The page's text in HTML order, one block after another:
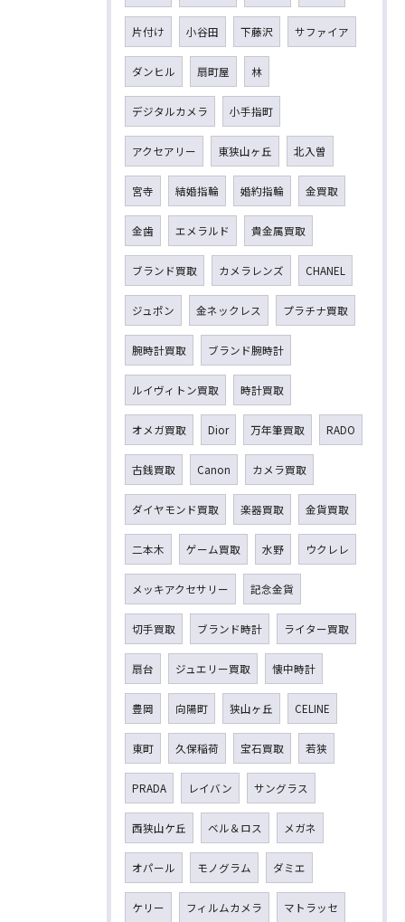
片付け 小谷田 下藤沢 サファイア
ダンヒル 扇町屋 林
デジタルカメラ 小手指町
アクセアリー 東狭山ヶ丘 北入曽
宮寺 結婚指輪 婚約指輪 金買取
金歯 エメラルド 貴金属買取
ブランド買取 カメラレンズ CHANEL
ジュポン 金ネックレス プラチナ買取
腕時計買取 ブランド腕時計
ルイヴィトン買取 時計買取
オメガ買取 Dior 万年筆買取 RADO
古銭買取 Canon カメラ買取
ダイヤモンド買取 楽器買取 金貨買取
二本木 ゲーム買取 水野 ウクレレ
メッキアクセサリー 記念金貨
切手買取 ブランド時計 ライター買取
扇台 ジュエリー買取 懐中時計
豊岡 向陽町 狭山ヶ丘 CELINE
東町 久保稲荷 宝石買取 若狭
PRADA レイバン サングラス
西狭山ケ丘 ベル＆ロス メガネ
オパール モノグラム ダミエ
ケリー フィルムカメラ マトラッセ